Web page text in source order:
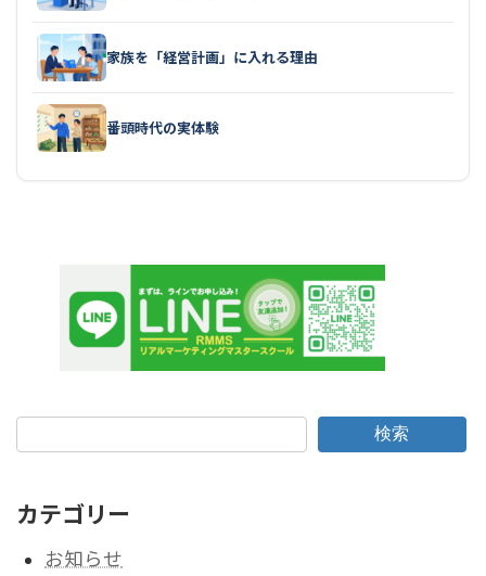
家族を「経営計画」に入れる理由
番頭時代の実体験
検索
カテゴリー
お知らせ